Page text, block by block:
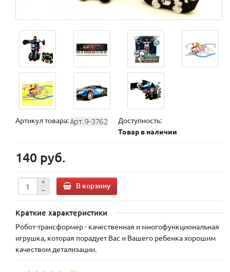
Артикул товара:
Доступность:
Товар в наличии
140 руб.
В корзину
Краткие характеристики
Робот-трансформер - качественная и многофункциональная
игрушка, которая порадует Вас и Вашего ребенка хорошим
качеством детализации.